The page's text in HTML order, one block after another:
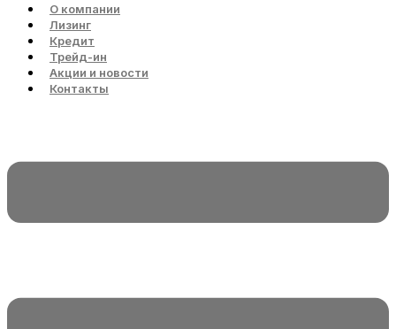
О компании
Лизинг
Кредит
Трейд-ин
Акции и новости
Контакты